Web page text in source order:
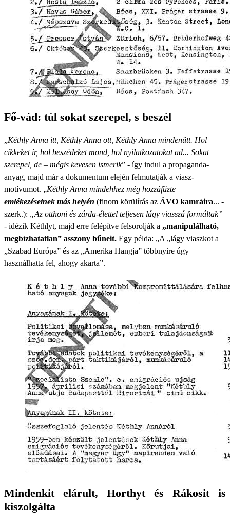
Fő-vád: túl sokat szerepel, s beszél
„Kéthly Anna itt, Kéthly Anna ott, Kéthly Anna mindenütt. Hol
cikkeket ír, hol beszédeket mond, hol nyilatkozatokat ad... Sokat
szerepel, de – mégis kevesen ismerik” - így indul a propaganda-
anyag, majd már a dokumentum elején felmutatják a viasz-
motívumot. „Kéthly Anna mindehhez még hozzáfűzte
emlékezéseinek más helyén (finom körülírás az ÁVO kamráira... -
szerk.):
„Az otthoni és zárda-élettel teljesen lágy viasszá formáltak”
- idézik Kéthlyt, majd erre felépítve felsorolják a „manipulálható,
megbízhatatlan” asszony bűneit. Egy példa: „A „lágy viaszkot a
„Szabad Európa” és az „Amerika Hangja” többnyire úgy
használhatta fel, ahogy akarta”.
Mindenkit elárult, Horthyt és Rákosit is
kiszolgálta